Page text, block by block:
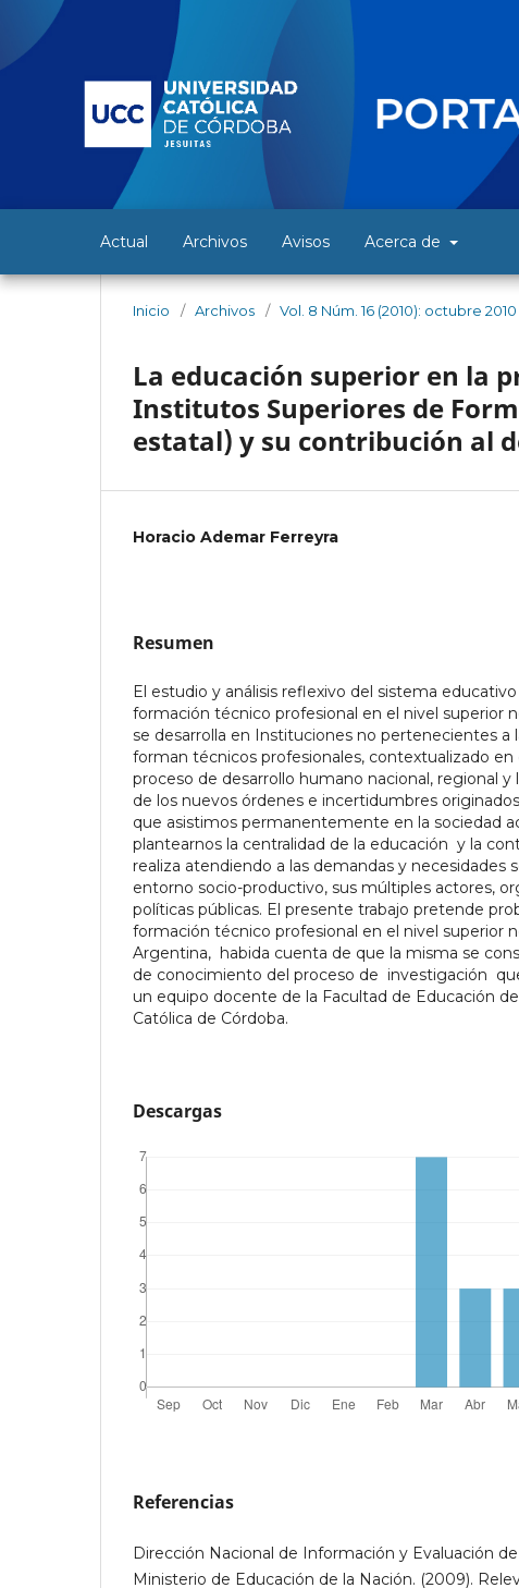
Actual Archivos Avisos Acerca de
Inicio / Archivos / Vol. 8 Núm. 16 (2010): octubre 2010
La educación superior en la
Institutos Superiores de
estatal) y su contribución al
Horacio Ademar Ferreyra
Resumen
El estudio y análisis reflexivo del sistema
formación técnico profesional en el nivel superior
se desarrolla en Instituciones no pertenecientes a
forman técnicos profesionales, contextualizado
proceso de desarrollo humano nacional, regional y
de los nuevos órdenes e incertidumbres
que asistimos permanentemente en la sociedad
plantearnos la centralidad de la educación y la
realiza atendiendo a las demandas y necesidades
entorno socio-productivo, sus múltiples actores,
políticas públicas. El presente trabajo pretende
formación técnico profesional en el nivel superior
Argentina, habida cuenta de que la misma se
de conocimiento del proceso de investigación
un equipo docente de la Facultad de Educación
Católica de Córdoba.
Descargas
Referencias
Dirección Nacional de Información y Evaluación
Ministerio de Educación de la Nación. (2009).